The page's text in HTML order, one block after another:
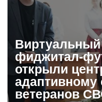
Виртуальный
фиджитал-
открыли
адаптивному
ветеранов